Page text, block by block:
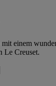
einem
Le Creuset.